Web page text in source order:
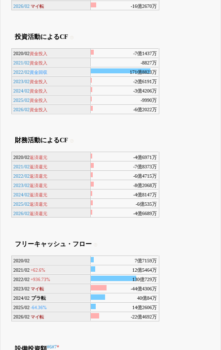
2026/02 マイ転 -16億2670万
投資活動によるCF
2020/02資金投入
-7億1437万
2021/02資金投入
-8827万
2022/02資金回収
171億8823万
2023/02資金投入
-2億6191万
2024/02資金投入
-3億4206万
2025/02資金投入
-9990万
2026/02資金投入 -6億2022万
財務活動によるCF
2020/02返済還元
-4億6971万
2021/02返済還元
-7億8373万
2022/02返済還元
-6億4715万
2023/02返済還元
-8億2068万
2024/02返済還元
-4億8147万
2025/02返済還元
-6億535万
2026/02返済還元 -4億6689万
フリーキャッシュ・フロー
2020/02
7億7159万
2021/02 +62.6%
12億5464万
2022/02 +936.73%
130億729万
2023/02 マイ転
-44億4306万
2024/02 プラ転
40億84万
2025/02 -64.36%
14億2606万
2026/02 マイ転 -22億4692万
#6#7*